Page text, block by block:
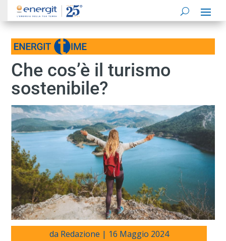
Che cos’è il turismo
sostenibile?
da Redazione | 16 Maggio 2024